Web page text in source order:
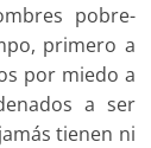
pobre-
primero a
por miedo a
a ser
tienen ni